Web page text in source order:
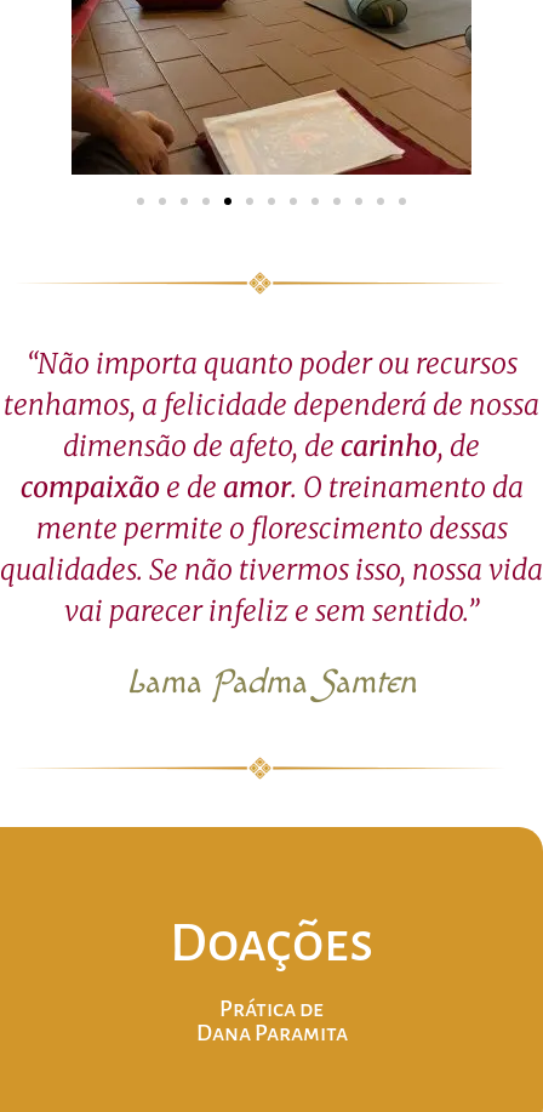
“Não importa quanto poder ou recursos
tenhamos, a felicidade dependerá de nossa
dimensão de afeto, de carinho, de
compaixãoe de amor. O treinamento da
mente permite o florescimento dessas
qualidades. Se não tivermos isso, nossa vida
vai parecer infeliz e sem sentido.”
Lama Padma Samten
Doações
Prática de
Dana Paramita